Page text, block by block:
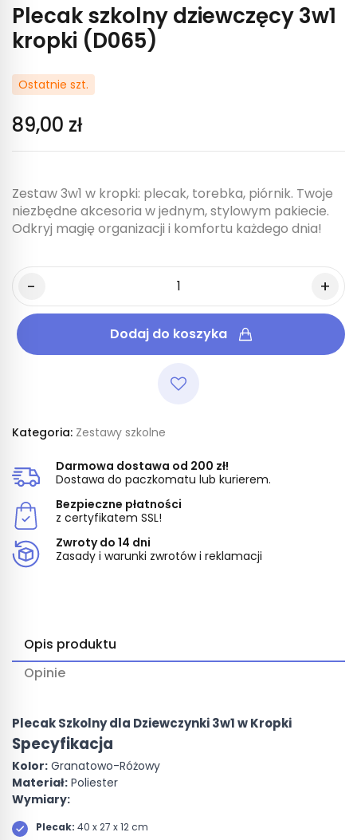
Plecak szkolny dziewczęcy 3w1
kropki (D065)
Ostatnie szt.
89,00 zł
Zestaw 3w1 w kropki: plecak, torebka, piórnik. Twoje
niezbędne akcesoria w jednym, stylowym pakiecie.
Odkryj magię organizacji i komfortu każdego dnia!
Dodaj do koszyka
Kategoria: Zestawy szkolne
Darmowa dostawa od 200 zł!
Dostawa do paczkomatu lub kurierem.
Bezpieczne płatności
z certyfikatem SSL!
Zwroty do 14 dni
Zasady i warunki zwrotów i reklamacji
Opis produktu
Opinie
Plecak Szkolny dla Dziewczynki 3w1 w Kropki
Specyfikacja
Kolor: Granatowo-Różowy
Materiał: Poliester
Wymiary:
Plecak: 40 x 27 x 12 cm